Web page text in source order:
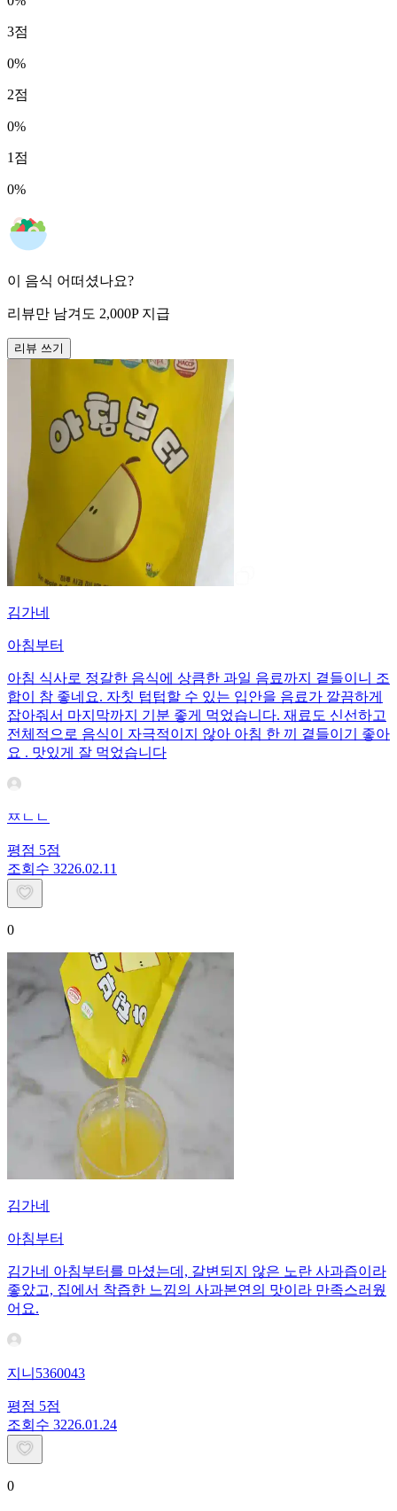
3점
0%
2점
0%
1 점
0%
이 음식 어떠셨나요?
리뷰만 남겨도 2,000P 지급
리뷰 쓰기
김가네
아침부터
아침 식사로 정갈한 음식에 상큼한 과일 음료까지 곁들이니 조
합이 참 좋네요. 자칫 텁텁할 수 있는 입안을 음료가 깔끔하게
잡아줘서 마지막까지 기분 좋게 먹었습니다. 재료도 신선하고
전체적으로 음식이 자극적이지 않아 아침 한 끼 곁들이기 좋아
요 . 맛있게 잘 먹었습니다
ㅉㄴㄴ
평점 5점
조회수 3226.02.11
0
김가네
아침부터
김가네 아침부터를 마셨는데, 갈변되지 않은 노란 사과즙이라
좋았고, 집에서 착즙한 느낌의 사과본연의 맛이라 만족스러웠
어요.
지니5360043
평점 5점
조회수 3226.01.24
0